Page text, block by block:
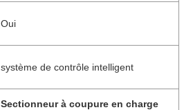
Oui
système de contrôle intelligent
Sectionneur à coupure en charge